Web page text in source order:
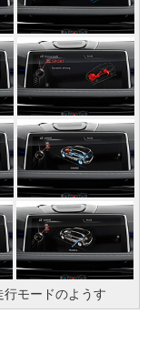
モードのようす